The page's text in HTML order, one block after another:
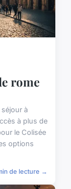
rome
à
à plus de
le Colisée
options
de lecture →